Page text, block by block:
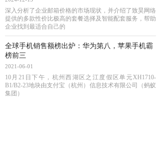
深入分析了企业邮箱价格的市场现状，并介绍了致昊网络
提供的多款性价比极高的套餐选择及智能配套服务，帮助
企业找到最适合自己的
全球手机销售额榜出炉：华为第八，苹果手机霸
榜前三
2021-06-01
10月21日下午，杭州西湖区之江度假区单元XH1710-
B1/B2-23地块由支付宝（杭州）信息技术有限公司（蚂蚁
集团）